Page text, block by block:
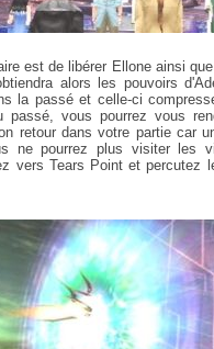
est de libérer Ellone ainsi
alors les pouvoirs
la passé et celle-ci
passé, vous pourrez vous
retour dans votre partie car
ne pourrez plus visiter les
vers Tears Point et percutez